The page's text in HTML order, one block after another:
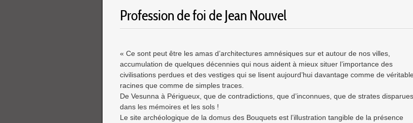
Profession de foi de Jean Nouvel
« Ce sont peut être les amas d’architectures amnésiques sur et autour de nos villes,
accumulation de quelques décennies qui nous aident à mieux situer l’importance des
civilisations perdues et des vestiges qui se lisent aujourd’hui davantage comme de
racines que comme de simples traces.
De Vesunna à Périgueux, que de contradictions, que d’inconnues, que de strates disparues
dans les mémoires et les sols !
Le site archéologique de la domus des Bouquets est l’illustration tangible de la présence